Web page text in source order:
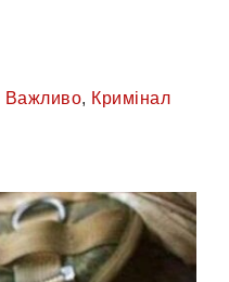
Важливо, Кримінал